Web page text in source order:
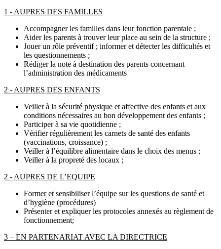
1 - AUPRES DES FAMILLES
Accompagner les familles dans leur fonction parentale ;
Aider les parents à trouver leur place au sein de la structure ;
Jouer un rôle préventif ; informer et détecter les difficultés et
les questionnements ;
Rédiger la note à destination des parents concernant
l’administration des médicaments
2 - AUPRES DES ENFANTS
Veiller à la sécurité physique et affective des enfants et aux
conditions nécessaires au bon développement des enfants ;
Participer à sa vie quotidienne ;
Vérifier régulièrement les carnets de santé des enfants
(vaccinations, croissance) ;
Veiller à l’équilibre alimentaire dans le choix des menus ;
Veiller à la propreté des locaux ;
2 - AUPRES DE L’EQUIPE
Former et sensibiliser l’équipe sur les questions de santé et
d’hygiène (procédures)
Présenter et expliquer les protocoles annexés au règlement de
fonctionnement;
3 – EN PARTENARIAT AVEC LA DIRECTRICE